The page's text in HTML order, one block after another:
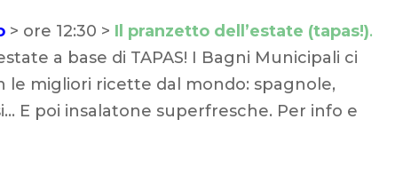
> ore 12:30 > Il pranzetto dell’estate (tapas!).
a base di TAPAS! I Bagni Municipali ci
le migliori ricette dal mondo: spagnole,
E poi insalatone superfresche. Per info e